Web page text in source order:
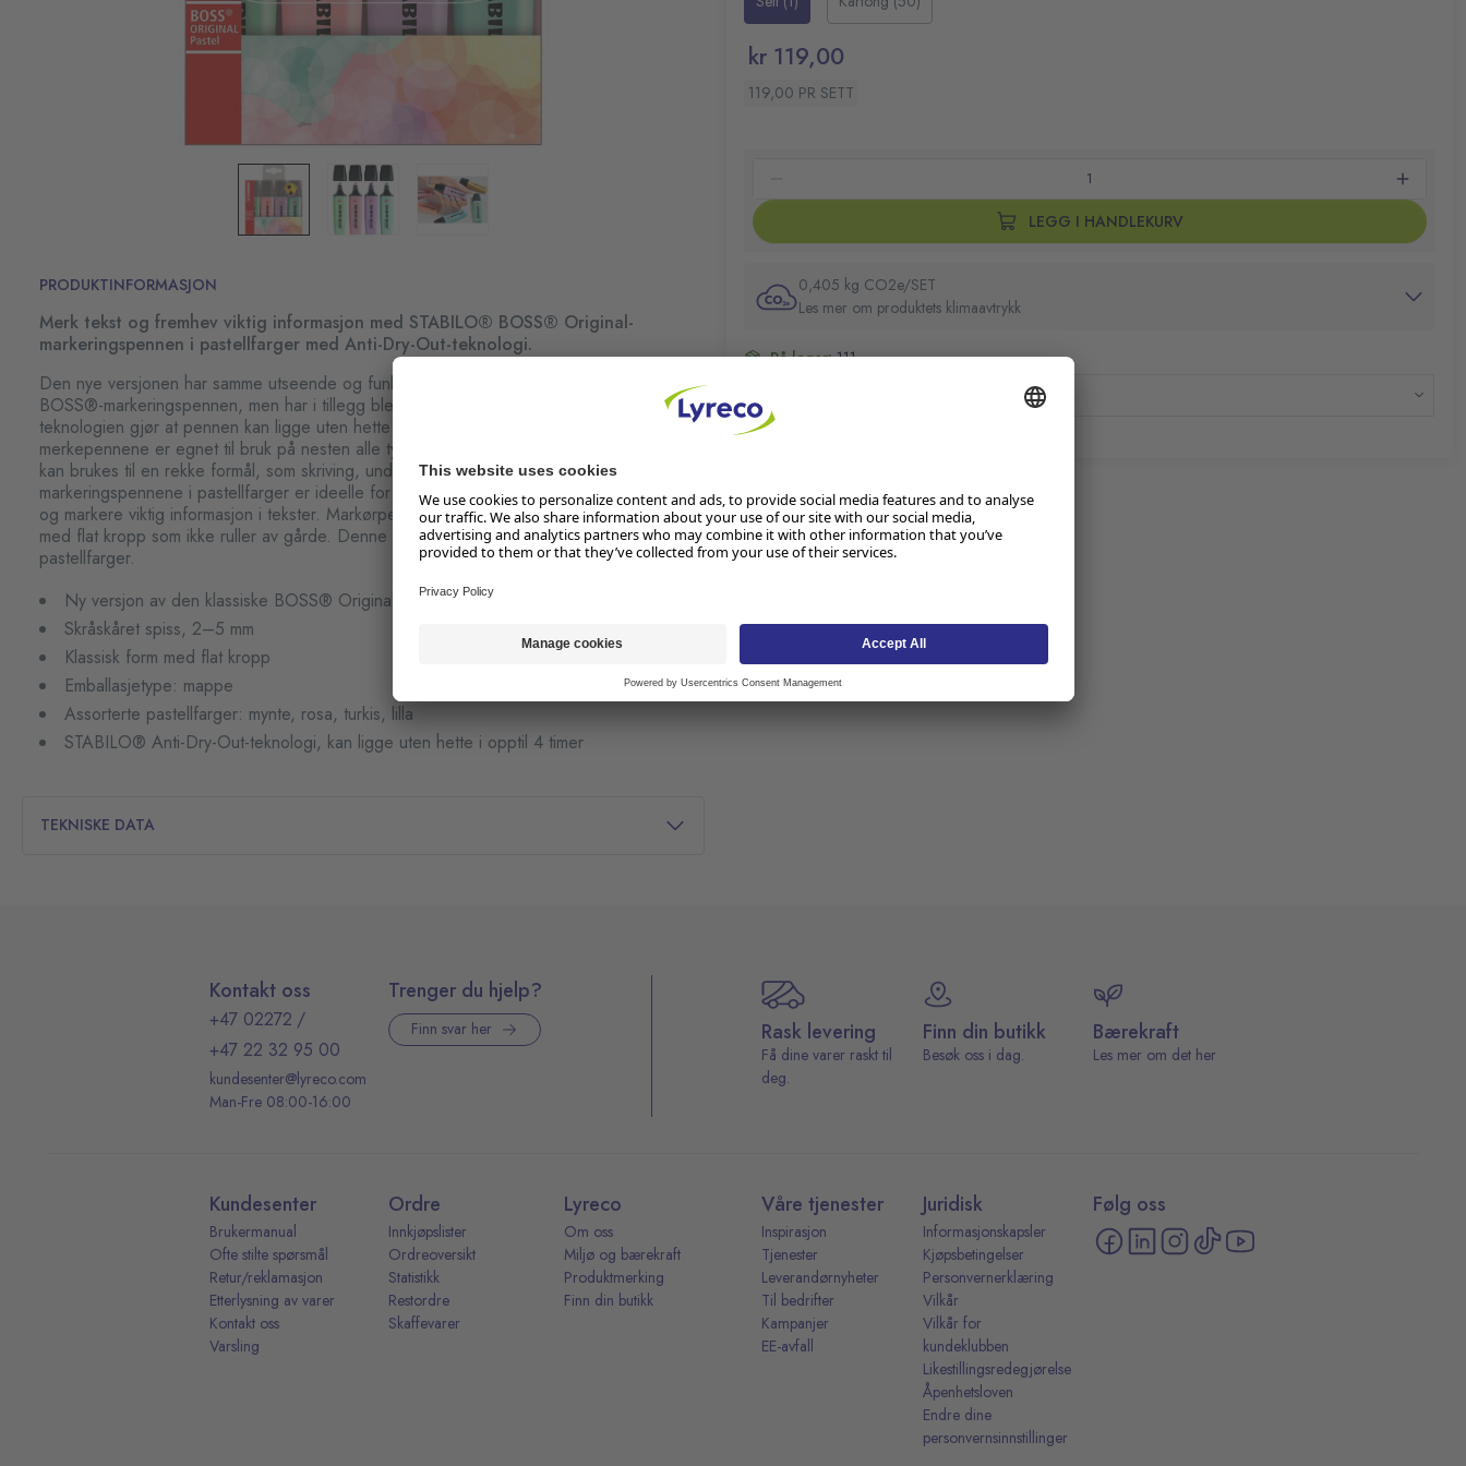
PRODUKTINFORMASJON
Merk tekst og fremhev viktig informasjon med STABILO® BOSS® Original-
markeringspennen i pastellfarger med Anti-Dry-Out-teknologi.
Den nye versjonen har samme utseende og funksjoner som den originale STABILO®
BOSS®-markeringspennen, men har i tillegg blekk med Anti-Dry-Out-teknologi. Denne
teknologien gjør at pennen kan ligge uten hette i fire timer uten å tørke ut. Disse
merkepennene er egnet til bruk på nesten alle typer papir, har en skråskåret spiss og
kan brukes til en rekke formål, som skriving, understreking eller merking. STABILO®-
markeringspennene i pastellfarger er ideelle for studenter og yrkesutøvere som må lese
og markere viktig informasjon i tekster. Markørpennen har den klassiske BOSS®-formen
med flat kropp som ikke ruller av gårde. Denne samlingen inneholder et utvalg av 4
pastellfarger.
Ny versjon av den klassiske BOSS® Original, i pastellfarger
Skråskåret spiss, 2–5 mm
Klassisk form med flat kropp
Emballasjetype: mappe
Assorterte pastellfarger: mynte, rosa, turkis, lilla
STABILO® Anti-Dry-Out-teknologi, kan ligge uten hette i opptil 4 timer
TEKNISKE DATA
markeringspennene i pastellfarger er ideelle for studenter og yrkesutøvere som må lese og
markere viktig informasjon i tekster. Markørpennen har den klassiske BOSS®-formen med flat
kropp som ikke ruller av gårde. Denne samlingen inneholder et utvalg av 4 pastellfarger.
Emballasjetype: mappe
STABILO® Anti-Dry-Out-teknologi, kan ligge uten hette i opptil 4 timer
kr 119,00
119,00 PR SETT
LEGG I HANDLEKURV
0,405 kg CO2e/SET
Les mer om produktets klimaavtrykk
På lager:111
Kontakt oss
+47 02272 /
+47 22 32 95 00
kundesenter@lyreco.com
Man-Fre 08:00-16:00
Trenger du hjelp?
Finn svar her Rask levering
Få dine varer raskt til
deg.
Finn din butikk
Besøk oss i dag.
Bærekraft
Les mer om det her
Kundesenter
Brukermanual
Ofte stilte spørsmål
Retur/reklamasjon
Etterlysning av varer
Kontakt oss
Varsling
Ordre
Innkjøpslister
Ordreoversikt
Statistikk
Restordre
Skaffevarer
Lyreco
Om oss
Miljø og bærekraft
Produktmerking
Finn din butikk
Våre tjenester
Inspirasjon
Tjenester
Leverandørnyheter
Til bedrifter
Kampanjer
EE-avfall
Juridisk
Informasjonskapsler
Kjøpsbetingelser
Personvernerklæring
Vilkår
Vilkår for
kundeklubben
Likestillingsredegjørelse
Åpenhetsloven
Endre dine
personvernsinnstillinger
Følg oss